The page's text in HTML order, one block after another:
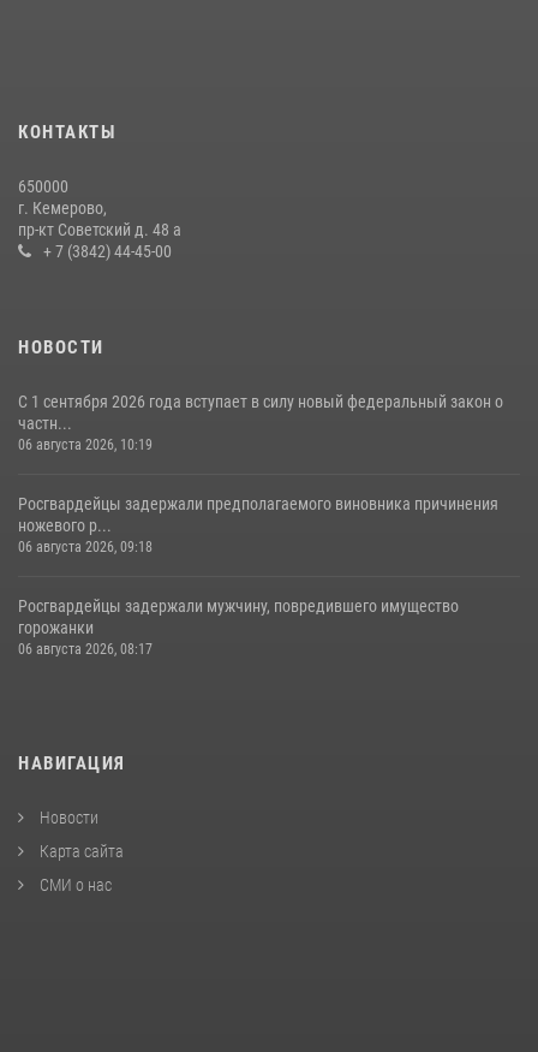
20 июля 2026, 08:52
гипермаркета товары на 13 тысяч рублей (ВИДЕО)
16 июля 2026, 06:43
КОНТАКТЫ
650000
г. Кемерово,
пр-кт Советский д. 48 а
+ 7 (3842) 44-45-00
НОВОСТИ
С 1 сентября 2026 года вступает в силу новый федеральный закон о
частн...
06 августа 2026, 10:19
Росгвардейцы задержали предполагаемого виновника причинения
ножевого р...
06 августа 2026, 09:18
Росгвардейцы задержали мужчину, повредившего имущество
горожанки
06 августа 2026, 08:17
НАВИГАЦИЯ
Новости
Карта сайта
СМИ о нас